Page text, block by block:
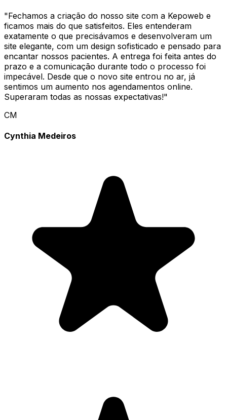
"Fechamos a criação do nosso site com a Kepoweb e
ficamos mais do que satisfeitos. Eles entenderam
exatamente o que precisávamos e desenvolveram um
site elegante, com um design sofisticado e pensado para
encantar nossos pacientes. A entrega foi feita antes do
prazo e a comunicação durante todo o processo foi
impecável. Desde que o novo site entrou no ar, já
sentimos um aumento nos agendamentos online.
Superaram todas as nossas expectativas!"
CM
Cynthia Medeiros